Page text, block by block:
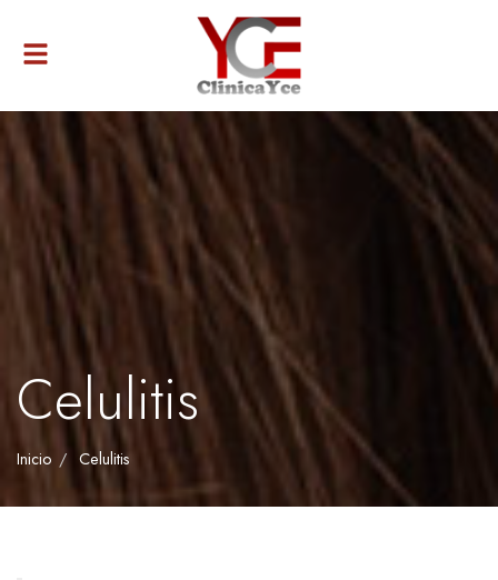
Alternar
navegación
Celulitis
Inicio Celulitis